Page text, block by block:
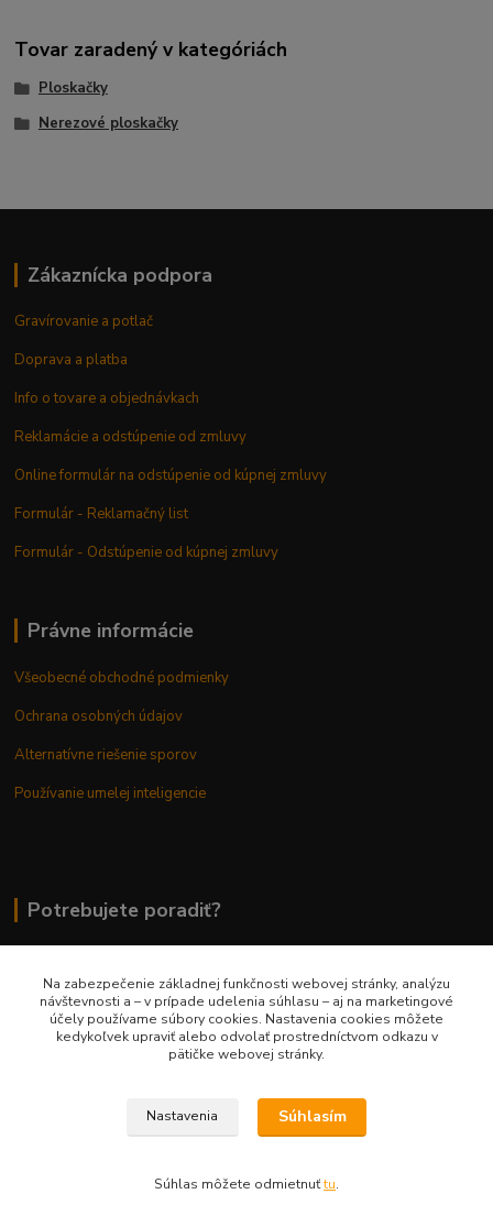
Tovar zaradený v kategóriách
Ploskačky
Nerezové ploskačky
Zákaznícka podpora
Gravírovanie a potlač
Doprava a platba
Info o tovare a objednávkach
Reklamácie a odstúpenie od zmluvy
Online formulár na odstúpenie od kúpnej zmluvy
Formulár - Reklamačný list
Formulár - Odstúpenie od kúpnej zmluvy
Právne informácie
Všeobecné obchodné podmienky
Ochrana osobných údajov
Alternatívne riešenie sporov
Používanie umelej inteligencie
Potrebujete poradiť?
0948 236 042
info@margaretkashop.sk
Na zabezpečenie základnej funkčnosti webovej stránky, analýzu
návštevnosti a – v prípade udelenia súhlasu – aj na marketingové
účely používame súbory cookies. Nastavenia cookies môžete
kedykoľvek upraviť alebo odvolať prostredníctvom odkazu v
pätičke webovej stránky.
Nastavenia Súhlasím
Súhlas môžete odmietnuťtu.